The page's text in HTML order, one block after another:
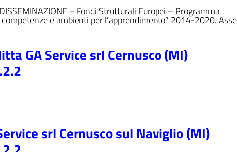
– Fondi Strutturali Europei – Programma
e ambienti per l’apprendimento” 2014-2020. Asse
GA Service srl Cernusco (MI)
srl Cernusco sul Naviglio (MI)